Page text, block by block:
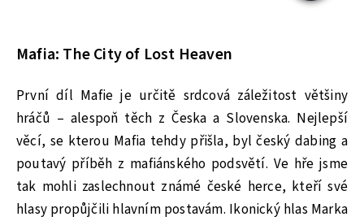
Mafia: The City of Lost Heaven
První díl Mafie je určitě srdcová záležitost většiny
hráčů – alespoň těch z Česka a Slovenska. Nejlepší
věcí, se kterou Mafia tehdy přišla, byl český dabing a
poutavý příběh z mafiánského podsvětí. Ve hře jsme
tak mohli zaslechnout známé české herce, kteří své
hlasy propůjčili hlavním postavám. Ikonický hlas Marka